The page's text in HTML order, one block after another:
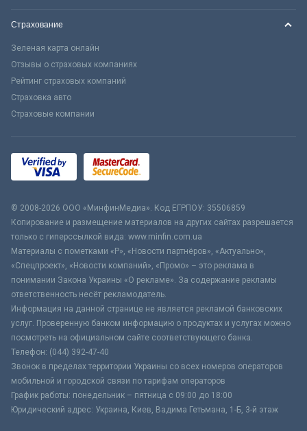
Страхование
Зеленая карта онлайн
Отзывы о страховых компаниях
Рейтинг страховых компаний
Страховка авто
Страховые компании
© 2008-2026 ООО «МинфинМедиа». Код ЕГРПОУ: 35506859
Копирование и размещение материалов на других сайтах разрешается
только с гиперссылкой вида: www.minfin.com.ua
Материалы с пометками «Р», «Новости партнёров», «Актуально»,
«Спецпроект», «Новости компаний», «Промо» – это реклама в
понимании Закона Украины «О рекламе». За содержание рекламы
ответственность несёт рекламодатель.
Информация на данной странице не является рекламой банковских
услуг. Проверенную банком информацию о продуктах и услугах можно
посмотреть на официальном сайте соответствующего банка.
Телефон: (044) 392-47-40
Звонок в пределах территории Украины со всех номеров операторов
мобильной и городской связи по тарифам операторов
График работы: понедельник – пятница с 09:00 до 18:00
Юридический адрес: Украина, Киев, Вадима Гетьмана, 1-Б, 3-й этаж